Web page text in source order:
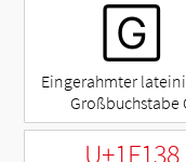
🄶
Eingerahmter
Großbuchstabe
U+1F138